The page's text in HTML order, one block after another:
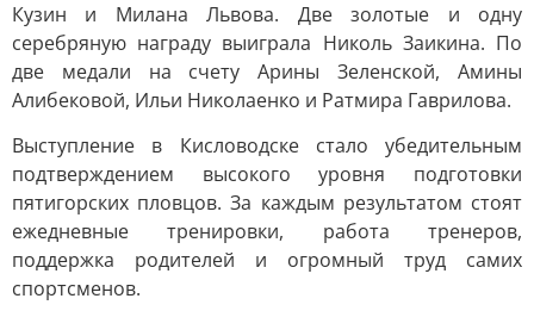
Кузин и Милана Львова. Две золотые и одну
серебряную награду выиграла Николь Заикина. По
две медали на счету Арины Зеленской, Амины
Алибековой, Ильи Николаенко и Ратмира Гаврилова.
Выступление в Кисловодске стало убедительным
подтверждением высокого уровня подготовки
пятигорских пловцов. За каждым результатом стоят
ежедневные тренировки, работа тренеров,
поддержка родителей и огромный труд самих
спортсменов.